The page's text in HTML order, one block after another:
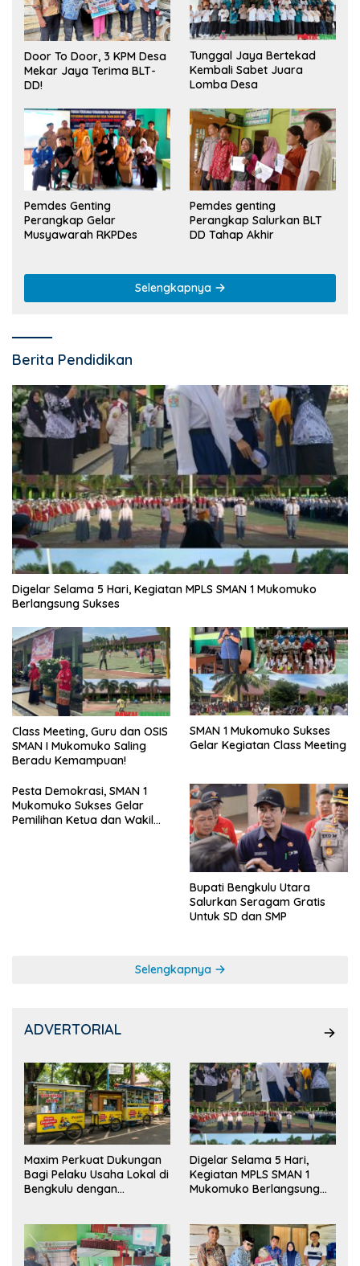
Door To Door, 3 KPM Desa
Mekar Jaya Terima BLT-
DD!
Tunggal Jaya Bertekad
Kembali Sabet Juara
Lomba Desa
Pemdes Genting
Perangkap Gelar
Musyawarah RKPDes
Pemdes genting
Perangkap Salurkan BLT
DD Tahap Akhir
Selengkapnya
Berita Pendidikan
Digelar Selama 5 Hari, Kegiatan MPLS SMAN 1 Mukomuko
Berlangsung Sukses
Class Meeting, Guru dan OSIS
SMAN I Mukomuko Saling
Beradu Kemampuan!
SMAN 1 Mukomuko Sukses
Gelar Kegiatan Class Meeting
Pesta Demokrasi, SMAN 1
Mukomuko Sukses Gelar
Pemilihan Ketua dan Wakil
Bupati Bengkulu Utara
Salurkan Seragam Gratis
Untuk SD dan SMP
Selengkapnya
ADVERTORIAL
Maxim Perkuat Dukungan
Bagi Pelaku Usaha Lokal di
Bengkulu dengan
Pasar
Digelar Selama 5 Hari,
Kegiatan MPLS SMAN 1
Mukomuko Berlangsung